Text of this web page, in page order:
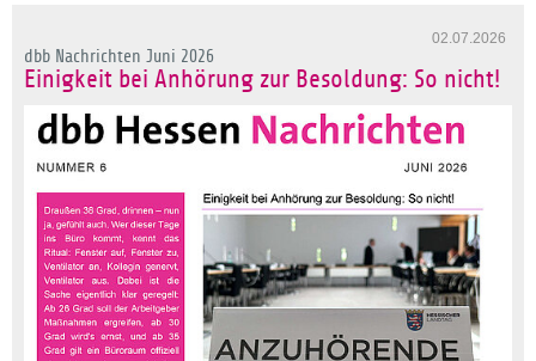
02.07.2026
dbb Nachrichten Juni 2026
Einigkeit bei Anhörung zur Besoldung: So nicht!